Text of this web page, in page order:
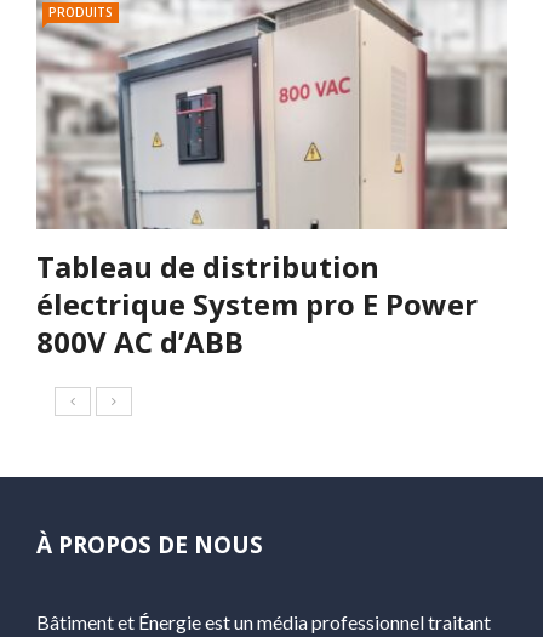
PRODUITS
Tableau de distribution
électrique System pro E Power
800V AC d’ABB
À PROPOS DE NOUS
Bâtiment et Énergie est un média professionnel traitant